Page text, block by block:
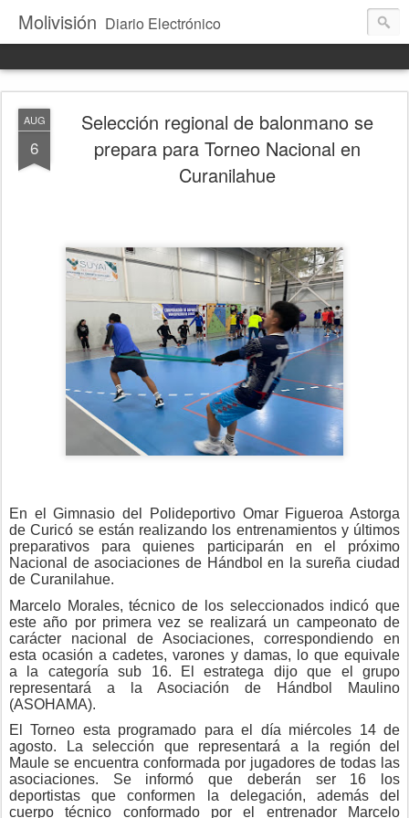
Molivisión Diario Electrónico
AUG
6
Selección regional de balonmano se
prepara para Torneo Nacional en
Curanilahue
En el Gimnasio del Polideportivo Omar Figueroa Astorga
de Curicó se están realizando los entrenamientos y últimos
preparativos para quienes participarán en el próximo
Nacional de asociaciones de Hándbol en la sureña ciudad
de Curanilahue.
Marcelo Morales, técnico de los seleccionados indicó que
este año por primera vez se realizará un campeonato de
carácter nacional de Asociaciones, correspondiendo en
esta ocasión a cadetes, varones y damas, lo que equivale
a la categoría sub 16. El estratega dijo que el grupo
representará a la Asociación de Hándbol Maulino
(ASOHAMA).
El Torneo esta programado para el día miércoles 14 de
agosto. La selección que representará a la región del
Maule se encuentra conformada por jugadores de todas las
asociaciones. Se informó que deberán ser 16 los
deportistas que conformen la delegación, además del
cuerpo técnico conformado por el entrenador Marcelo